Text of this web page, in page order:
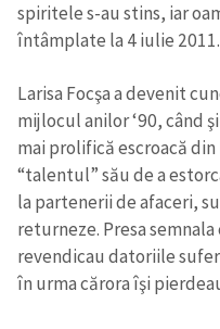
spiritele s-au stins, iar
întâmplate la 4 iulie 2011.
Larisa Focşa a devenit
mijlocul anilor ‘90, când
mai prolifică escroacă
“talentul” său de a
la partenerii de afaceri,
returneze. Presa
revendicau datoriile
în urma cărora îşi